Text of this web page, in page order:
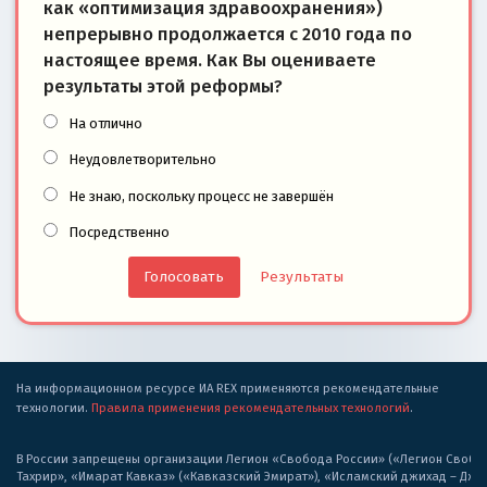
как «оптимизация здравоохранения»)
непрерывно продолжается с 2010 года по
настоящее время. Как Вы оцениваете
результаты этой реформы?
На отлично
Неудовлетворительно
Не знаю, поскольку процесс не завершён
Посредственно
Результаты
На информационном ресурсе ИА REX применяются рекомендательные
технологии. Правила применения рекомендательных технологий.
В России запрещены организации Легион «Свобода России» («Легион
Тахрир», «Имарат Кавказ» («Кавказский Эмират»), «Исламский джихад –